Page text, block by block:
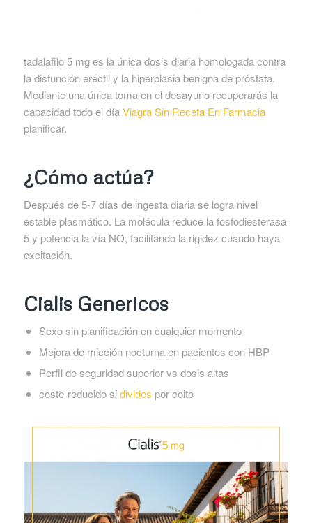
tadalafilo 5 mg es la única dosis diaria homologada contra
la disfunción eréctil y la hiperplasia benigna de próstata.
Mediante una única toma en el desayuno recuperarás la
capacidad todo el díaViagra Sin Receta En Farmacia
planificar.
¿Cómo actúa?
Después de 5-7 días de ingesta diaria se logra nivel
estable plasmático. La molécula reduce la fosfodiesterasa
5 y potencia la vía NO, facilitando la rigidez cuando haya
excitación.
Cialis Genericos
Sexo sin planificación en cualquier momento
Mejora de micción nocturna en pacientes con HBP
Perfil de seguridad superior vs dosis altas
coste-reducido sidivides por coito